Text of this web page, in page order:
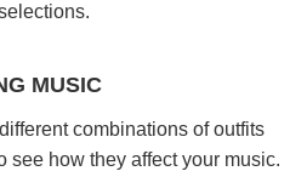
MUSIC
combinations of outfits
see how they affect your music.